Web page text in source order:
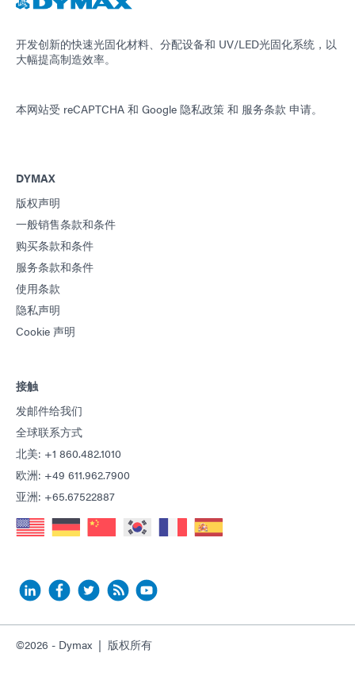
开发创新的快速光固化材料、分配设备和 UV/LED光固化系统，以
大幅提高制造效率。
本网站受 reCAPTCHA 和 Google 隐私政策 和 服务条款 申请。
DYMAX
版权声明
一般销售条款和条件
购买条款和条件
服务条款和条件
使用条款
隐私声明
Cookie 声明
接触
发邮件给我们
全球联系方式
北美: +1 860.482.1010
欧洲: +49 611.962.7900
亚洲: +65.67522887
©2026 - Dymax | 版权所有